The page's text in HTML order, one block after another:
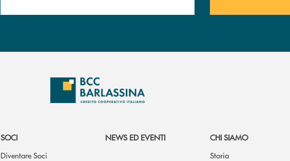
SOCI
Diventare Soci
NEWS ED EVENTI
CHI SIAMO
Storia